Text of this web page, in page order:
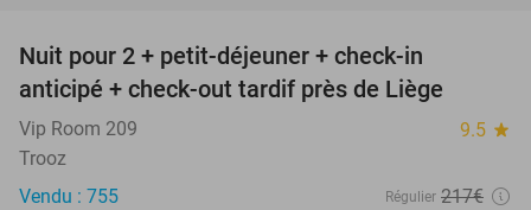
Nuit pour 2 + petit-déjeuner + check-in
anticipé + check-out tardif près de Liège
Vip Room 209 9.5 star
Trooz
Vendu : 755
Régulier 217€